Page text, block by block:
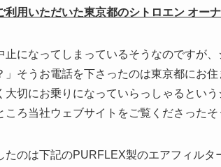
利用いただいた東京都のシトロエン オー
止になってしまっているそうなのですが
」そうお電話を下さったのは東京都にお
大切にお乗りになっていらっしゃるとい
ころ当社ウェブサイトをご覧くださったそ
たのは下記のPURFLEX製のエアフィル